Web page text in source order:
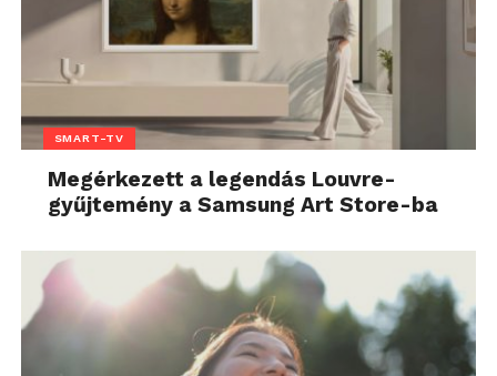
SMART-TV
Megérkezett a legendás Louvre-
gyűjtemény a Samsung Art Store-ba